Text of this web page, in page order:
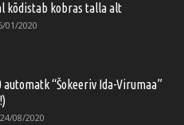
kõdistab kobras talla alt
01/2020
automatk “Šokeeriv Ida-Virumaa”
24/08/2020